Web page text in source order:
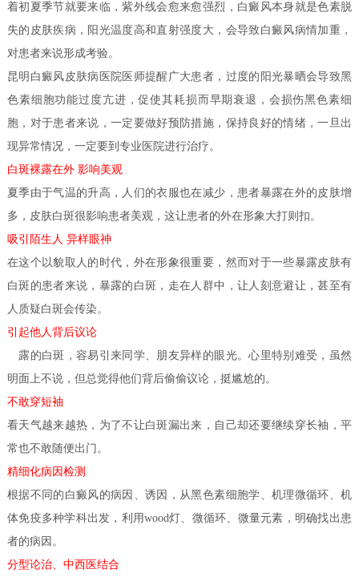
着初夏季节就要来临，紫外线会愈来愈强烈，白癜风本身就是色素脱
失的皮肤疾病，阳光温度高和直射强度大，会导致白癜风病情加重，
对患者来说形成考验。
昆明白癜风皮肤病医院医师提醒广大患者，过度的阳光暴晒会导致黑
色素细胞功能过度亢进，促使其耗损而早期衰退，会损伤黑色素细
胞，对于患者来说，一定要做好预防措施，保持良好的情绪，一旦出
现异常情况，一定要到专业医院进行治疗。
白斑裸露在外 影响美观
夏季由于气温的升高，人们的衣服也在减少，患者暴露在外的皮肤增
多，皮肤白斑很影响患者美观，这让患者的外在形象大打则扣。
吸引陌生人 异样眼神
在这个以貌取人的时代，外在形象很重要，然而对于一些暴露皮肤有
白斑的患者来说，暴露的白斑，走在人群中，让人刻意避让，甚至有
人质疑白斑会传染。
引起他人背后议论
露的白斑，容易引来同学、朋友异样的眼光。心里特别难受，虽然
明面上不说，但总觉得他们背后偷偷议论，挺尴尬的。
不敢穿短袖
看天气越来越热，为了不让白斑漏出来，自己却还要继续穿长袖，平
常也不敢随便出门。
精细化病因检测
根据不同的白癜风的病因、诱因，从黑色素细胞学、机理微循环、机
体免疫多种学科出发，利用wood灯、微循环、微量元素，明确找出患
者的病因。
分型论治、中西医结合